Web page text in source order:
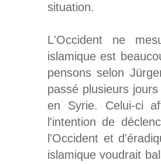
situation.
L'Occident ne
islamique est
pensons selon
passé plusieurs
en Syrie. Celui-ci
l'intention de
l'Occident et
islamique voudrait